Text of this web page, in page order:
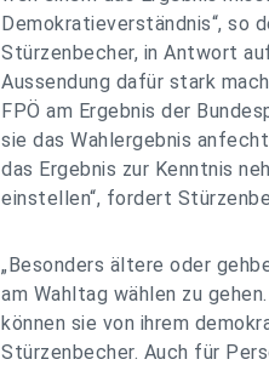
Demokratieverständnis“, so
Stürzenbecher, in Antwort
Aussendung dafür stark
FPÖ am Ergebnis der
sie das Wahlergebnis
das Ergebnis zur Kenntnis
einstellen“, fordert
„Besonders ältere oder
am Wahltag wählen zu
können sie von ihrem
Stürzenbecher. Auch für